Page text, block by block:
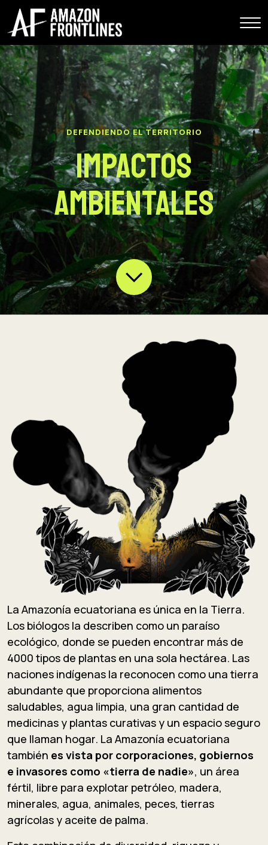
DEFENDIENDO EL TERRITORIO
Impactos
Ambientales
La Amazonía ecuatoriana es única en la Tierra.
Los biólogos la describen como un paraíso
ecológico, donde se pueden encontrar más de
4000 tipos de plantas en una sola hectárea. Las
naciones indígenas la reconocen como una tierra
abundante que proporciona alimentos
saludables, agua limpia, una gran cantidad de
medicinas y plantas curativas y un espacio seguro
que llaman hogar. La Amazonía ecuatoriana
también es vista por corporaciones, gobiernos
e invasores como «tierra de nadie», un área
fértil, libre para explotar petróleo, madera,
minerales, agua, animales, peces, tierras
agrícolas y aceite de palma.